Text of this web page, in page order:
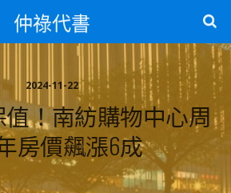
仲祿代書
2024-11-22
！南紡購物中心周
房價飆漲6成